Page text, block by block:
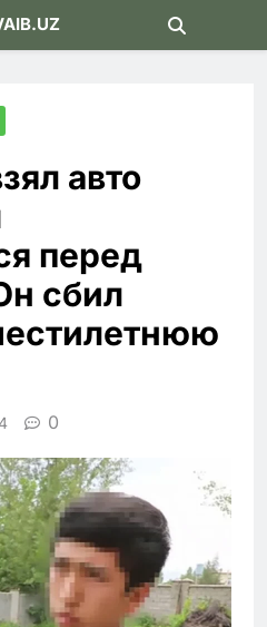
авто
перед
сбил
0